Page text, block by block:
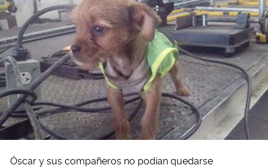
Óscar y sus compañeros no podían quedarse